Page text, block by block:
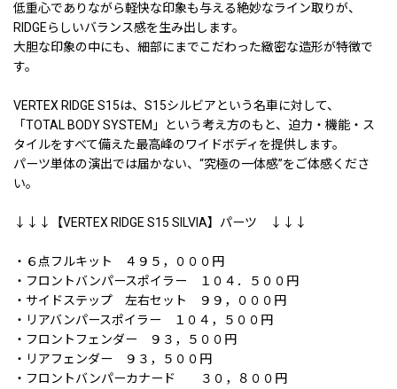
低重心でありながら軽快な印象も与える絶妙なライン取りが、
RIDGEらしいバランス感を生み出します。
大胆な印象の中にも、細部にまでこだわった緻密な造形が特徴で
す。
VERTEX RIDGE S15は、S15シルビアという名車に対して、
「TOTAL BODY SYSTEM」という考え方のもと、迫力・機能・ス
タイルをすべて備えた最高峰のワイドボディを提供します。
パーツ単体の演出では届かない、“究極の一体感”をご体感くださ
い。
↓↓↓【VERTEX RIDGE S15 SILVIA】パーツ ↓↓↓
・６点フルキット ４９５，０００円
・フロントバンパースポイラー １０４．５００円
・サイドステップ 左右セット ９９，０００円
・リアバンパースポイラー １０４，５００円
・フロントフェンダー ９３，５００円
・リアフェンダー ９３，５００円
・フロントバンパーカナード ３０，８００円